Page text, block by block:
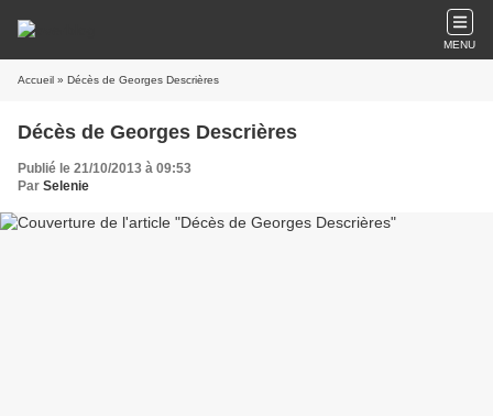
MENU
Accueil » Décès de Georges Descrières
Décès de Georges Descrières
Publié le 21/10/2013 à 09:53
Par Selenie